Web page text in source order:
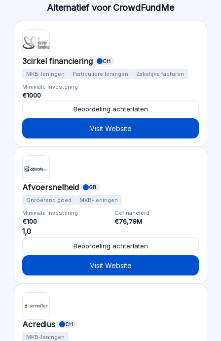
Alternatief voor CrowdFundMe
3cirkel financiering CH
MKB-leningen Particuliere leningen
Zakelijke facturen
Minimale investering
€1000
Beoordeling achterlaten
Visit Website
Afvoersnelheid GB
Onroerend goed
MKB-leningen
Minimale investering
€100
Gefinancierd
€76,79M
1,0
Beoordeling achterlaten
Visit Website
Acredius CH
MKB-leningen